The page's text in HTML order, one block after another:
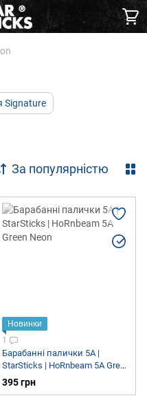
Signature
За популярністю
Новинки
1
Барабанні палички 5A |
StarSticks | HoRnbeam 5A Green
Neon
395 грн